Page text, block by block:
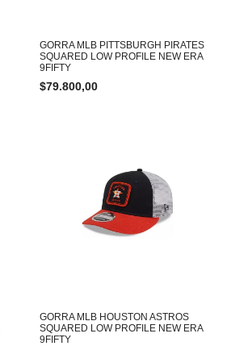
GORRA MLB PITTSBURGH PIRATES
SQUARED LOW PROFILE NEW ERA
9FIFTY
$79.800,00
GORRA MLB HOUSTON ASTROS
SQUARED LOW PROFILE NEW ERA
9FIFTY